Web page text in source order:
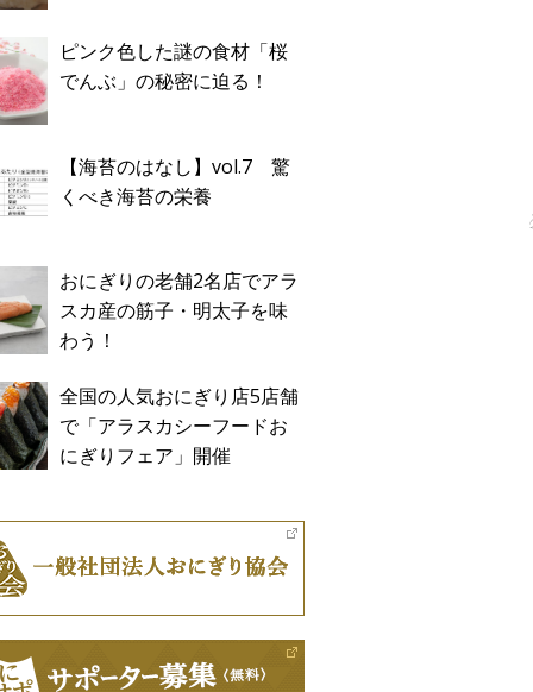
ピンク色した謎の食材「桜
でんぶ」の秘密に迫る！
【海苔のはなし】vol.7 驚
くべき海苔の栄養
おにぎりの老舗2名店でアラ
スカ産の筋子・明太子を味
わう！
全国の人気おにぎり店5店舗
で「アラスカシーフードお
にぎりフェア」開催